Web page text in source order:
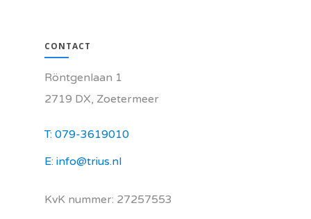
CONTACT
Röntgenlaan 1
2719 DX, Zoetermeer
T: 079-3619010
E: info@trius.nl
KvK nummer: 27257553